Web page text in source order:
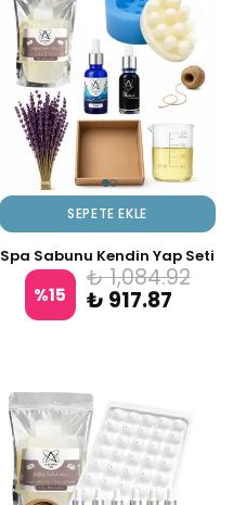
SEPETE EKLE
Spa Sabunu Kendin Yap Seti
%15
₺ 1,084.92
₺ 917.87